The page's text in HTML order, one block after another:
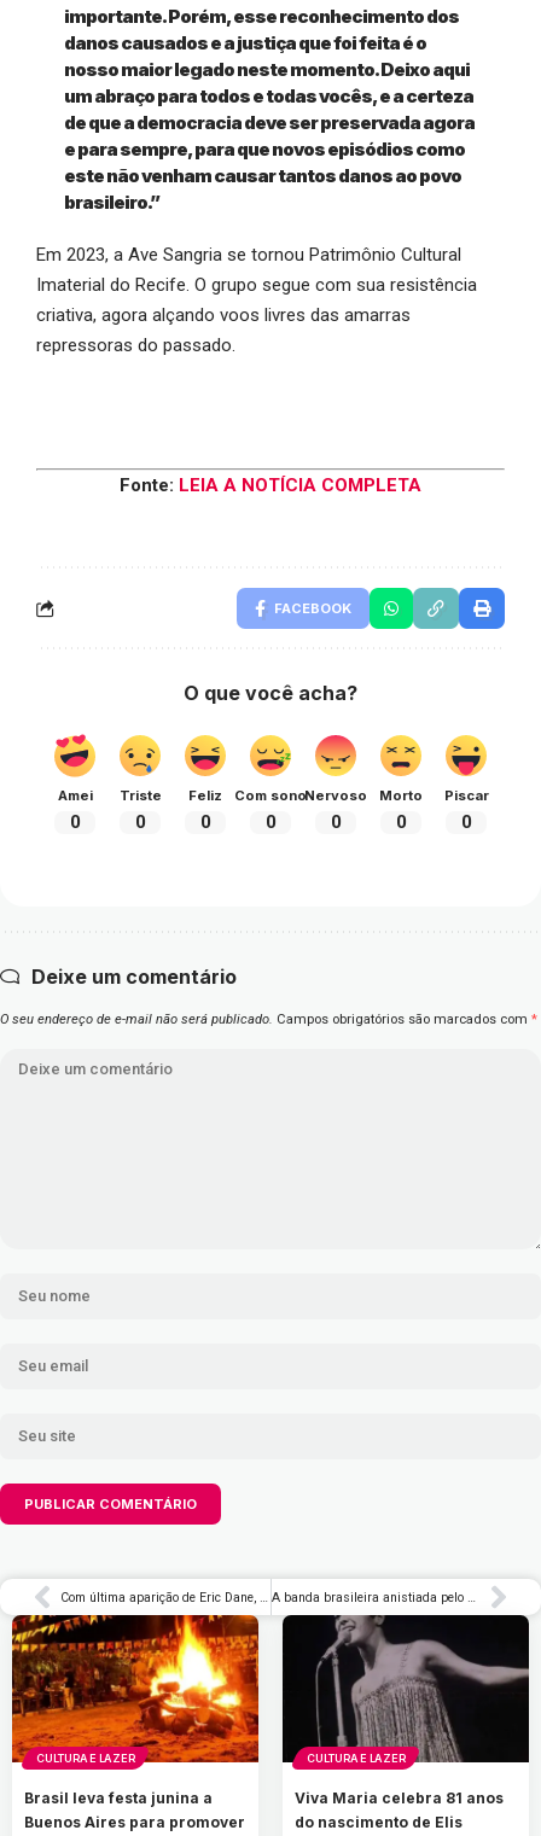
importante. Porém, esse reconhecimento dos
danos causados e a justiça que foi feita é o
nosso maior legado neste momento. Deixo aqui
um abraço para todos e todas vocês, e a certeza
de que a democracia deve ser preservada agora
e para sempre, para que novos episódios como
este não venham causar tantos danos ao povo
brasileiro.”
Em 2023, a Ave Sangria se tornou Patrimônio Cultural
Imaterial do Recife. O grupo segue com sua resistência
criativa, agora alçando voos livres das amarras
repressoras do passado.
Fonte: LEIA A NOTÍCIA COMPLETA
FACEBOOK
O que você acha?
Amei
0
Triste
0
Feliz
0
Com sono
0
Nervoso
0
Morto
0
Piscar
0
Deixe um comentário
O seu endereço de e-mail não será publicado. Campos obrigatórios são marcados com *
CULTURA E LAZER
Brasil leva festa junina a
Buenos Aires para promover
CULTURA E LAZER
Viva Maria celebra 81 anos
do nascimento de Elis